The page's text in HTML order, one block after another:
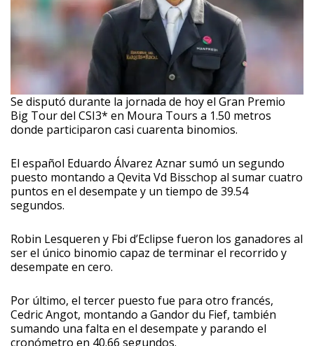
Se disputó durante la jornada de hoy el Gran Premio
Big Tour del CSI3* en Moura Tours a 1.50 metros
donde participaron casi cuarenta binomios.
El español Eduardo Álvarez Aznar sumó un segundo
puesto montando a Qevita Vd Bisschop al sumar cuatro
puntos en el desempate y un tiempo de 39.54
segundos.
Robin Lesqueren y Fbi d’Eclipse fueron los ganadores al
ser el único binomio capaz de terminar el recorrido y
desempate en cero.
Por último, el tercer puesto fue para otro francés,
Cedric Angot, montando a Gandor du Fief, también
sumando una falta en el desempate y parando el
cronómetro en 40.66 segundos.